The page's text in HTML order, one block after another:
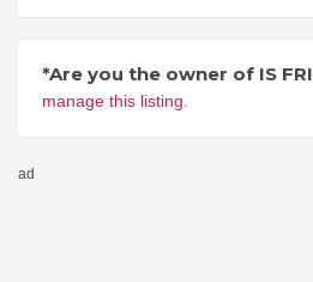
*Are you the owner of IS
manage this listing.
ad